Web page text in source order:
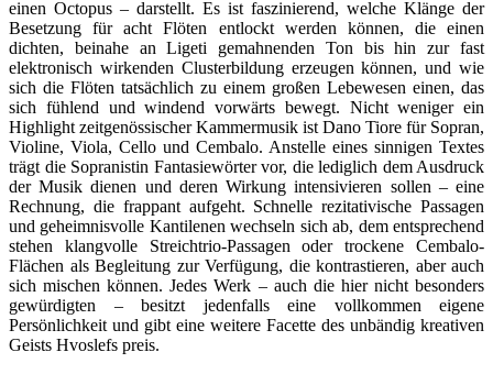
einen Octopus – darstellt. Es ist faszinierend, welche Klänge der
Besetzung für acht Flöten entlockt werden können, die einen
dichten, beinahe an Ligeti gemahnenden Ton bis hin zur fast
elektronisch wirkenden Clusterbildung erzeugen können, und wie
sich die Flöten tatsächlich zu einem großen Lebewesen einen, das
sich fühlend und windend vorwärts bewegt. Nicht weniger ein
Highlight zeitgenössischer Kammermusik ist Dano Tiore für Sopran,
Violine, Viola, Cello und Cembalo. Anstelle eines sinnigen Textes
trägt die Sopranistin Fantasiewörter vor, die lediglich dem Ausdruck
der Musik dienen und deren Wirkung intensivieren sollen – eine
Rechnung, die frappant aufgeht. Schnelle rezitativische Passagen
und geheimnisvolle Kantilenen wechseln sich ab, dem entsprechend
stehen klangvolle Streichtrio-Passagen oder trockene Cembalo-
Flächen als Begleitung zur Verfügung, die kontrastieren, aber auch
sich mischen können. Jedes Werk – auch die hier nicht besonders
gewürdigten – besitzt jedenfalls eine vollkommen eigene
Persönlichkeit und gibt eine weitere Facette des unbändig kreativen
Geists Hvoslefs preis.